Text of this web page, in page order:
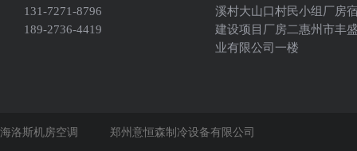
131-7271-8796
189-2736-4419
溪村大山口村民小组厂房
建设项目厂房二惠州市丰
业有限公司一楼
海洛斯机房空调 郑州意恒森制冷设备有限公司